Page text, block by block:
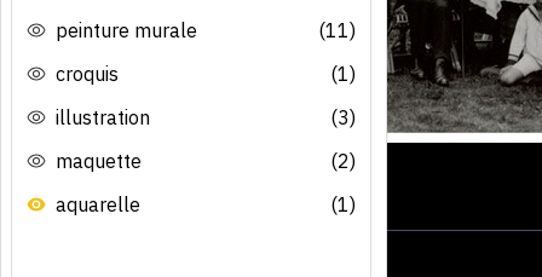
peinture murale
(11)
croquis
(1)
illustration
(3)
maquette
(2)
aquarelle
(1)